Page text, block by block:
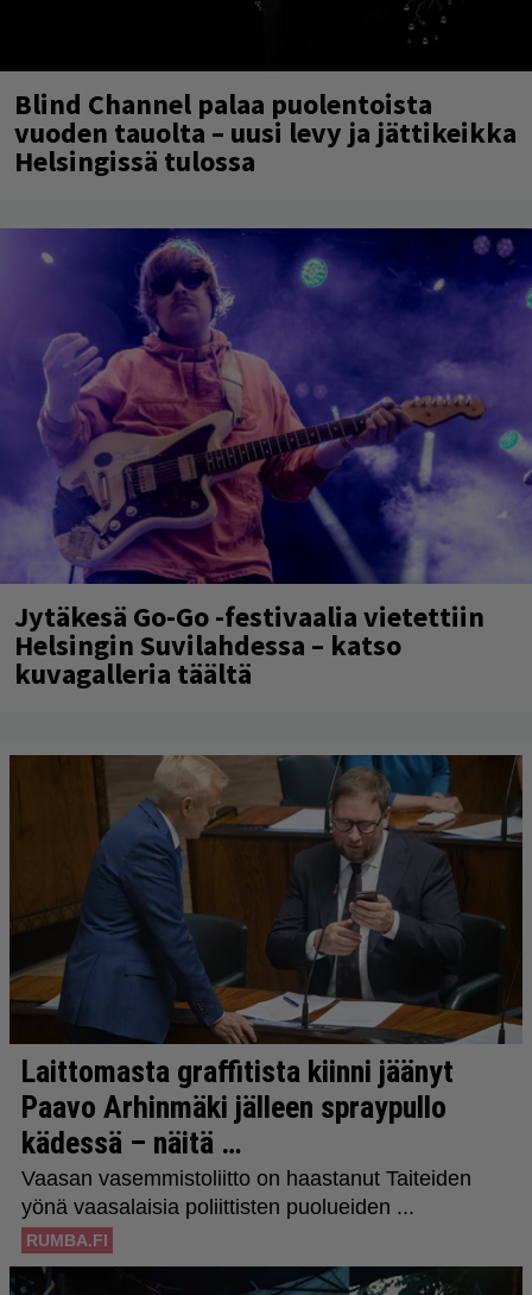
Blind Channel palaa puolentoista
vuoden tauolta – uusi levy ja jättikeikka
Helsingissä tulossa
Jytäkesä Go-Go -festivaalia vietettiin
Helsingin Suvilahdessa – katso
kuvagalleria täältä